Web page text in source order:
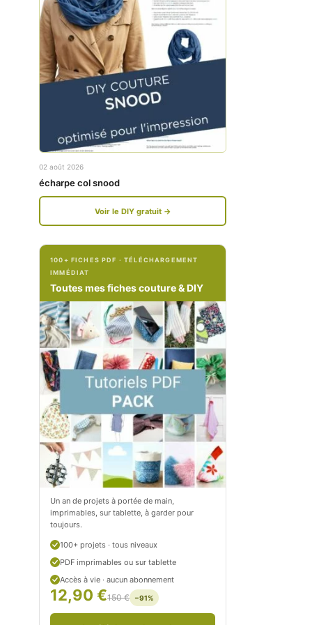
w
w
f
e
b
o
.
c
o
m
t
i
t
i
t
r
o
w
w
.
i
t
g
m
.
c
o
m
/
e
t
i
c
i
t
r
02 août 2026
écharpe col snood
Voir le DIY gratuit →
100+ FICHES PDF · TÉLÉCHARGEMENT
IMMÉDIAT
Toutes mes fiches couture & DIY
Un an de projets à portée de main,
imprimables, sur tablette, à garder pour
toujours.
100+ projets · tous niveaux
PDF imprimables ou sur tablette
Accès à vie · aucun abonnement
12,90 €150 € −91%